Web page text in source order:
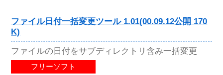
ファイル日付一括変更ツール 1.01(00.09.12公開 170
K)
ファイルの日付をサブディレクトリ含み一括変更
フリーソフト